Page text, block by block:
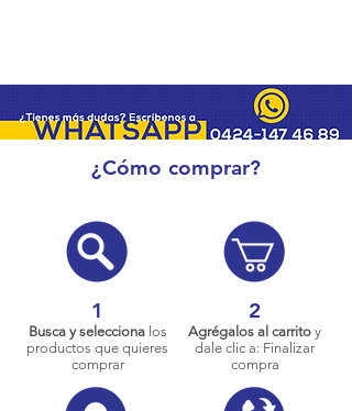
¿Cómo comprar?
1
Busca y seleccionalos
productos que quieres
comprar
2
Agrégalos al carrito y
dale clic a: Finalizar
compra